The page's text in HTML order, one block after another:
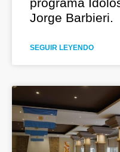
Jorge Barbieri.
SEGUIR LEYENDO